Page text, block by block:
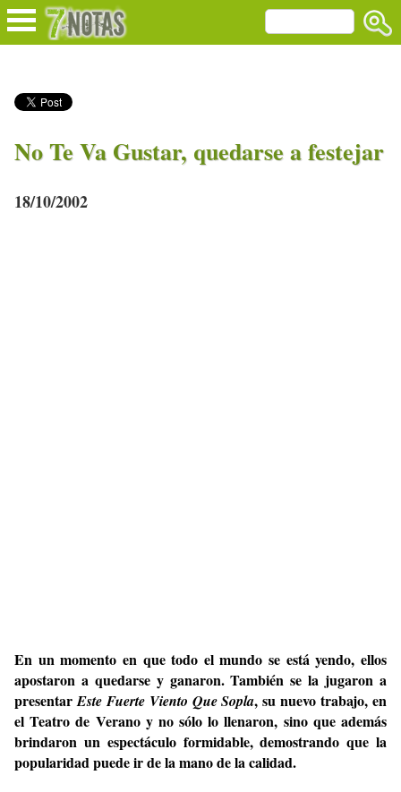
No Te Va Gustar, quedarse a festejar
18/10/2002
En un momento en que todo el mundo se está yendo, ellos
apostaron a quedarse y ganaron. También se la jugaron a
presentarEste Fuerte Viento Que Sopla, su nuevo trabajo, en
el Teatro de Verano y no sólo lo llenaron, sino que además
brindaron un espectáculo formidable, demostrando que la
popularidad puede ir de la mano de la calidad.